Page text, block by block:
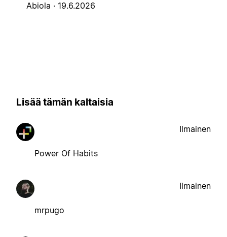
Abiola · 19.6.2026
Lisää tämän kaltaisia
Power Of Habits
Ilmainen
mrpugo
Ilmainen